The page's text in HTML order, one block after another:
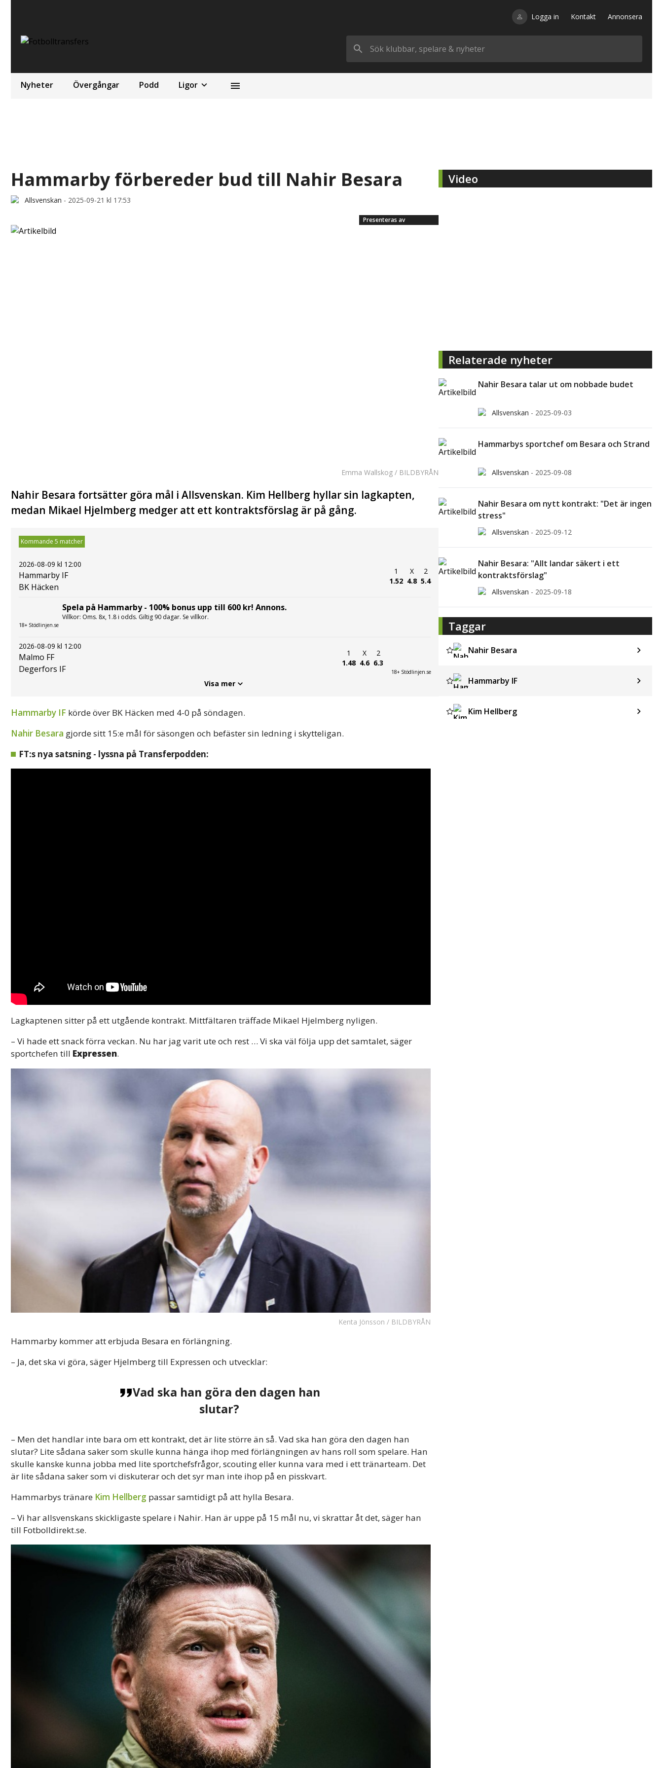
Logga in Kontakt Annonsera
Nyheter Övergångar Podd Ligor
Hammarby förbereder bud till Nahir Besara
Allsvenskan - 2025-09-21 kl 17:53
Presenteras av
Emma Wallskog / BILDBYRÅN
Nahir Besara fortsätter göra mål i Allsvenskan. Kim Hellberg hyllar sin lagkapten,
medan Mikael Hjelmberg medger att ett kontraktsförslag är på gång.
Kommande 5 matcher
2026-08-09 kl 12:00
Hammarby IF
BK Häcken
1
1.52
X
4.8
2
5.4
18+ Stödlinjen.se
Spela på Hammarby - 100% bonus upp till 600 kr! Annons.
Villkor: Oms. 8x, 1.8 i odds. Giltig 90 dagar. Se villkor.
2026-08-09 kl 12:00
Malmo FF
Degerfors IF
1
1.48
X
4.6
2
6.3
18+ Stödlinjen.se
Visa mer
Hammarby IF körde över BK Häcken med 4-0 på söndagen.
Nahir Besara gjorde sitt 15:e mål för säsongen och befäster sin ledning i skytteligan.
FT:s nya satsning - lyssna på Transferpodden:
Lagkaptenen sitter på ett utgående kontrakt. Mittfältaren träffade Mikael Hjelmberg nyligen.
– Vi hade ett snack förra veckan. Nu har jag varit ute och rest … Vi ska väl följa upp det samtalet, säger
sportchefen till Expressen.
Kenta Jönsson / BILDBYRÅN
Hammarby kommer att erbjuda Besara en förlängning.
– Ja, det ska vi göra, säger Hjelmberg till Expressen och utvecklar:
Vad ska han göra den dagen han
slutar?
– Men det handlar inte bara om ett kontrakt, det är lite större än så. Vad ska han göra den dagen han
slutar? Lite sådana saker som skulle kunna hänga ihop med förlängningen av hans roll som spelare. Han
skulle kanske kunna jobba med lite sportchefsfrågor, scouting eller kunna vara med i ett tränarteam. Det
är lite sådana saker som vi diskuterar och det syr man inte ihop på en pisskvart.
Hammarbys tränare Kim Hellberg passar samtidigt på att hylla Besara.
– Vi har allsvenskans skickligaste spelare i Nahir. Han är uppe på 15 mål nu, vi skrattar åt det, säger han
till Fotbolldirekt.se.
Video
Relaterade nyheter
Nahir Besara talar ut om nobbade budet
Allsvenskan - 2025-09-03
Hammarbys sportchef om Besara och Strand
Allsvenskan - 2025-09-08
Nahir Besara om nytt kontrakt: "Det är ingen
stress"
Allsvenskan - 2025-09-12
Nahir Besara: "Allt landar säkert i ett
kontraktsförslag"
Allsvenskan - 2025-09-18
Taggar
Nahir Besara
Hammarby IF
Kim Hellberg